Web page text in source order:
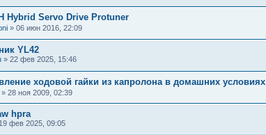
Hybrid Servo Drive Protuner
» 06 июн 2016, 22:09
YL42
» 22 фев 2025, 15:46
ходовой гайки из капролона в домашних условиях
» 28 ноя 2009, 02:39
hpra
19 фев 2025, 09:05